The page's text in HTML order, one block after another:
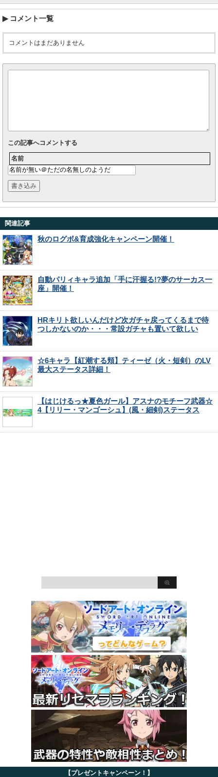
コメント一覧
コメントはまだありません
この記事へコメントする
名前
関連記事
秋のログボ&育成強化キャンペーン開催！
自動パリィキャラ追加「手に汗握る!?夢のサーカス一
座」開催！
HRキリト欲しいんだけど次ガチャ戻ってくるまで待
つしかないのか・・・常設ガチャも置いて欲しい
☆6キャラ【紅潮する頬】ティーゼ（火・短剣）のLV
最大ステータス詳細！
【はじけるっ★夏色ガール】アスナのモチーフ武器☆
4【リリー・マンゴーシュ】(風・細剣)ステータス
【プレゼントキャンペーン！】